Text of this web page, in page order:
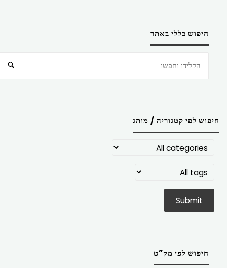
חיפוש כללי באתר
חיפוש לפי קטגוריה / מותג
חיפוש לפי מק”ט